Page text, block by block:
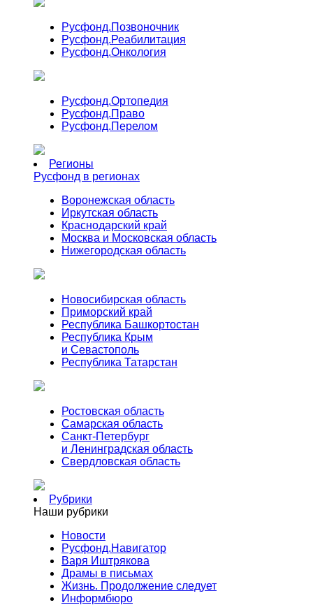
Русфонд.Позвоночник
Русфонд.Реабилитация
Русфонд.Онкология
Русфонд.Ортопедия
Русфонд.Право
Русфонд.Перелом
Регионы
Русфонд в регионах
Воронежская область
Иркутская область
Краснодарский край
Москва и Московская область
Нижегородская область
Новосибирская область
Приморский край
Республика Башкортостан
Республика Крым
и Севастополь
Республика Татарстан
Ростовская область
Самарская область
Санкт-Петербург
и Ленинградская область
Свердловская область
Рубрики
Наши рубрики
Новости
Русфонд.Навигатор
Варя Иштрякова
Драмы в письмах
Жизнь. Продолжение следует
Информбюро